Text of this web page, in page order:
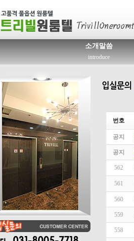
소개말씀
introduce
번호
공지
공지
562
561
560
559
558